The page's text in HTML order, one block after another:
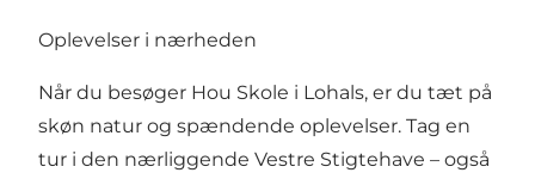
Oplevelser i nærheden
Når du besøger Hou Skole i Lohals, er du tæt på
skøn natur og spændende oplevelser. Tag en
tur i den nærliggende Vestre Stigtehave – også